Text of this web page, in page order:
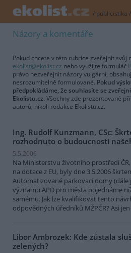
/ publicistika /
Názory a komentáře
Pokud chcete v této rubrice zveřejnit svůj
ekolist@ekolist.cz nebo využijte formulář
právo nezveřejnit názory vulgární,
nesrozumitelně formulované. Pokud
předpokládáme, že souhlasíte se
Ekolistu.cz. Všechny zde prezentované
autorů, nikoli redakce Ekolistu.cz.
Ing. Rudolf Kunzmann, CSc:
rozhodnuto o budoucnosti
5.5.2006
Na Ministerstvu životního prostředí
na dotace z EU, byly dne 3.5.2006
Automatizované parkovací domy (dále
významu APD pro města pojednáme
samému. Jak lze kvalifikovat tento
odpovědných úředníků MŽPČR? Asi
Libor Ambrozek: Kde zůstala
zelených?